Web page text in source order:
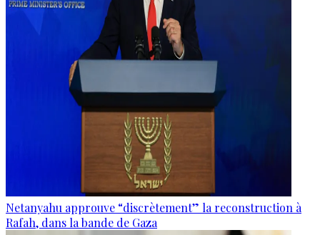
Netanyahu approuve “discrètement” la reconstruction à
Rafah, dans la bande de Gaza